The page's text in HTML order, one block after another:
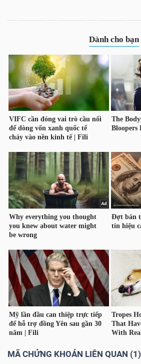
MÃ CHỨNG KHOÁN LIÊN QUAN (1)
HÀNG
HÓA
KINH
TẾ
THẾ
GIỚI
ĐÔNG
DƯƠNG
TÀI